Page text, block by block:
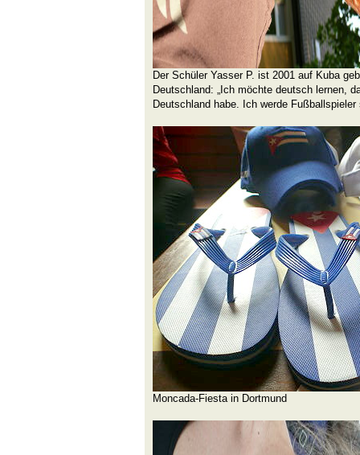
Der Schüler Yasser P. ist 2001 auf Kuba
Deutschland: „Ich möchte deutsch lernen,
Deutschland habe. Ich werde Fußballspieler
Moncada-Fiesta in Dortmund